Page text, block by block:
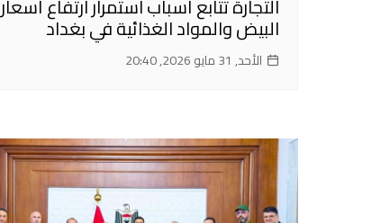
البيض والمواد الغذائية في بغداد
الأحد, 31 مايو 2026, 20:40